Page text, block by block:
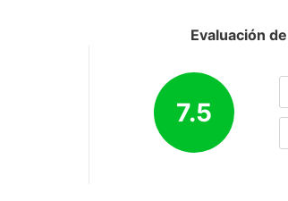
Evaluación
7.5